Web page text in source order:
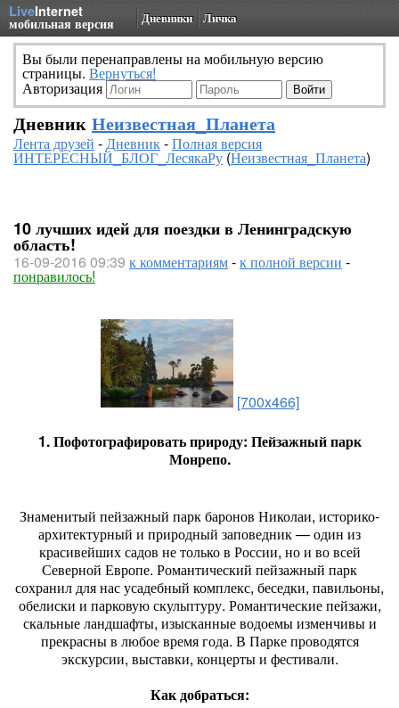
LiveInternet
мобильная версия Дневники Личка
Вы были перенаправлены на мобильную версию
страницы. Вернуться!
Авторизация
Дневник Неизвестная_Планета
Лента друзей -Дневник-Полная версия
ИНТЕРЕСНЫЙ_БЛОГ_ЛесякаРу(Неизвестная_Планета)
10 лучших идей для поездки в Ленинградскую
область!
16-09-2016 09:39 к комментариям-к полной версии -
понравилось!
[700x466]
1. Пофотографировать природу: Пейзажный парк
Монрепо.
Знаменитый пейзажный парк баронов Николаи, историко-
архитектурный и природный заповедник — один из
красивейших садов не только в России, но и во всей
Северной Европе. Романтический пейзажный парк
сохранил для нас усадебный комплекс, беседки, павильоны,
обелиски и парковую скульптуру. Романтические пейзажи,
скальные ландшафты, изысканные водоемы изменчивы и
прекрасны в любое время года. В Парке проводятся
экскурсии, выставки, концерты и фестивали.
Как добраться: